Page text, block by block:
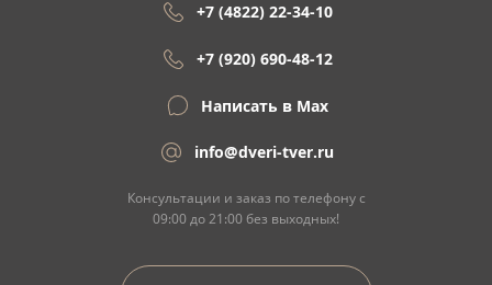
+7 (4822) 22-34-10
+7 (920) 690-48-12
Написать в Max
info@dveri-tver.ru
Консультации и заказ по телефону с
09:00 до 21:00 без выходных!